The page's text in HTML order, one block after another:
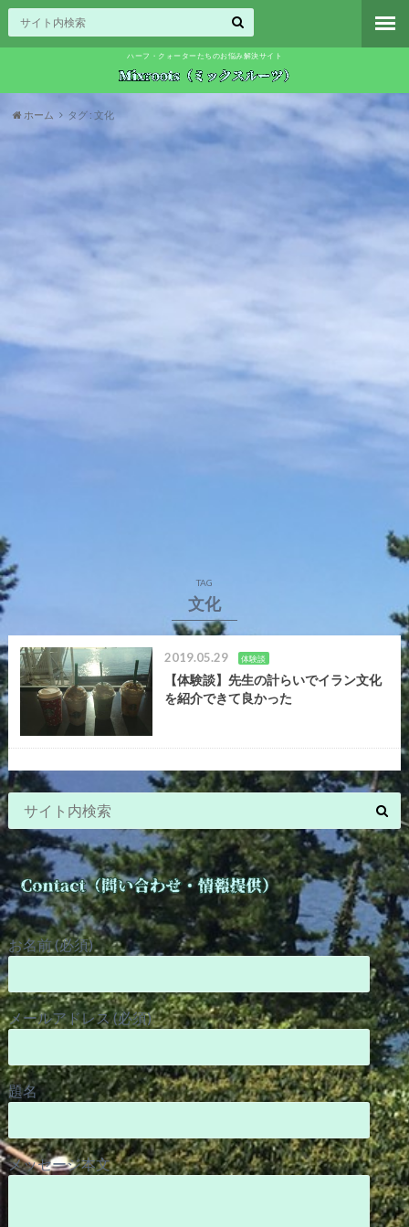
ハーフ・クォーターたちのお悩み解決サイト
ホーム タグ : 文化
TAG
文化
2019.05.29 体験談
【体験談】先生の計らいでイラン文化
を紹介できて良かった
お名前 (必須)
メールアドレス (必須)
題名
メッセージ本文